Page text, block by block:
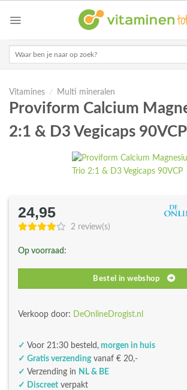
Vitamines / Multi mineralen
Proviform Calcium
2:1 & D3 Vegicaps 90VCP
24,95
2 review(s)
Op voorraad:
Bestel in webshop
Verkoop door: DeOnlineDrogist.nl
✓ Voor 21:30 besteld, morgen in huis
✓ Gratis verzendingvanaf € 20,-
✓ Verzending in NL & BE
✓ Discreet verpakt